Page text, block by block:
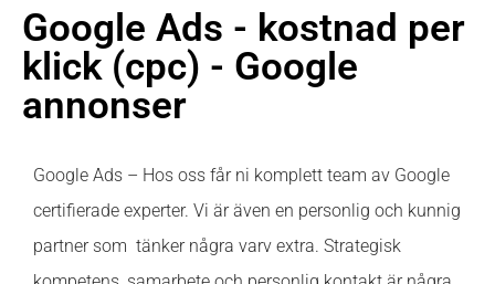
Google Ads - kostnad per
klick (cpc) - Google
annonser
Google Ads – Hos oss får ni komplett team av Google
certifierade experter. Vi är även en personlig och kunnig
partner som tänker några varv extra. Strategisk